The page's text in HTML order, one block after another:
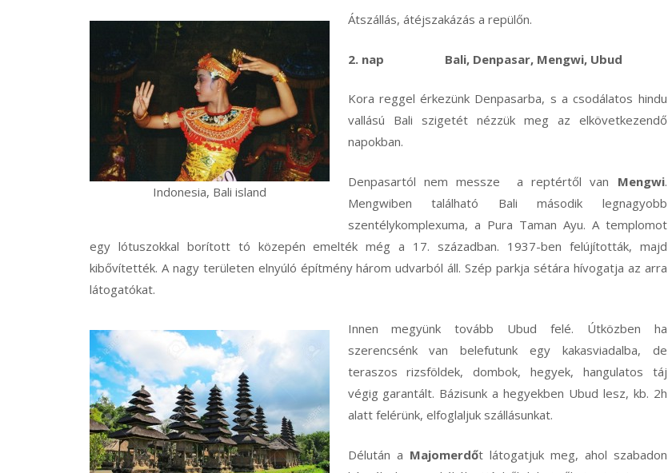
Indonesia, Bali island
Átszállás, átéjszakázás a repülőn.
2. nap Bali, Denpasar, Mengwi, Ubud
Kora reggel érkezünk Denpasarba, s a csodálatos hindu
vallású Bali szigetét nézzük meg az elkövetkezendő
napokban.
Denpasartól nem messze a reptértől van Mengwi.
Mengwiben található Bali második legnagyobb
szentélykomplexuma, a Pura Taman Ayu. A templomot
egy lótuszokkal borított tó közepén emelték még a 17. században. 1937-ben felújították, majd
kibővítették. A nagy területen elnyúló építmény három udvarból áll. Szép parkja sétára hívogatja az arra
látogatókat.
Innen megyünk tovább Ubud felé. Útközben ha
szerencsénk van belefutunk egy kakasviadalba, de
teraszos rizsföldek, dombok, hegyek, hangulatos táj
végig garantált. Bázisunk a hegyekben Ubud lesz, kb. 2h
alatt felérünk, elfoglaljuk szállásunkat.
Délután a Majomerdőt látogatjuk meg, ahol szabadon